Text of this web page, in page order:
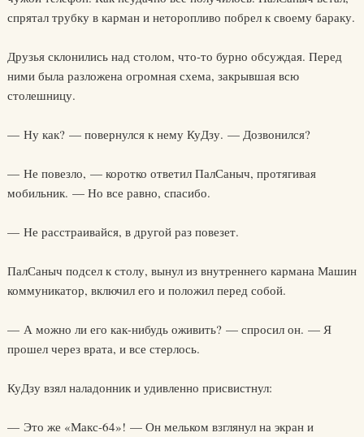
спрятал трубку в карман и неторопливо побрел к своему бараку.
Друзья склонились над столом, что-то бурно обсуждая. Перед
ними была разложена огромная схема, закрывшая всю
столешницу.
— Ну как? — повернулся к нему КуДзу. — Дозвонился?
— Не повезло, — коротко ответил ПалСаныч, протягивая
мобильник. — Но все равно, спасибо.
— Не расстраивайся, в другой раз повезет.
ПалСаныч подсел к столу, вынул из внутреннего кармана Машин
коммуникатор, включил его и положил перед собой.
— А можно ли его как-нибудь оживить? — спросил он. — Я
прошел через врата, и все стерлось.
КуДзу взял наладонник и удивленно присвистнул:
— Это же «Макс-64»! — Он мельком взглянул на экран и